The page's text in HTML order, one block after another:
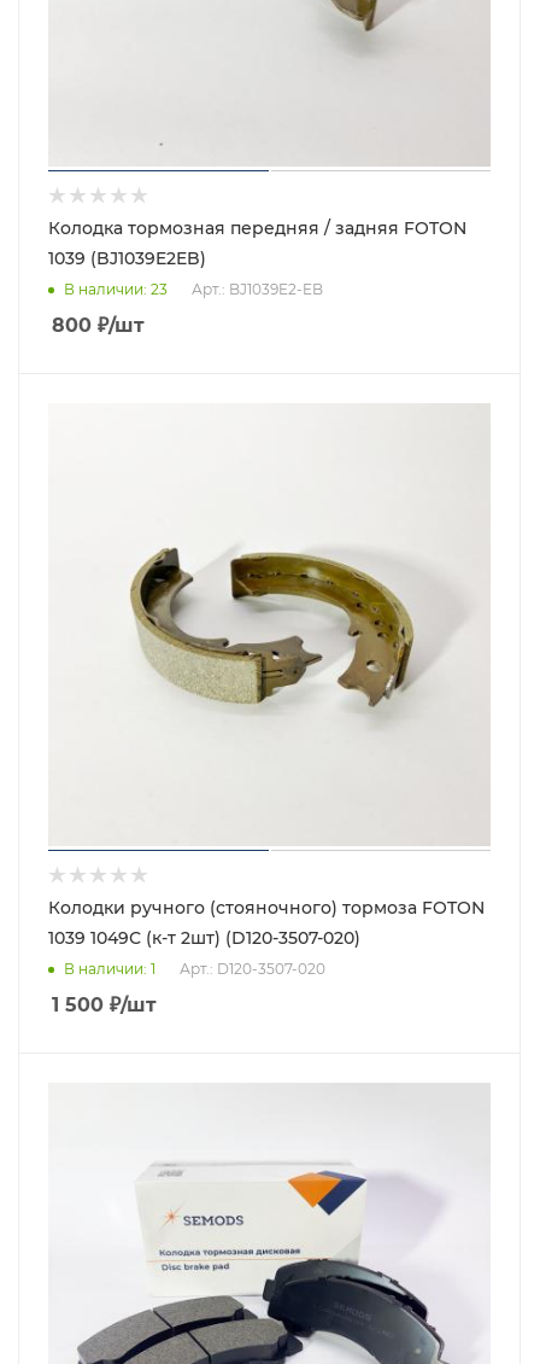
Колодка тормозная передняя / задняя FOTON
1039 (BJ1039E2EB)
В наличии: 23 Арт.: BJ1039E2-EB
800 ₽/шт
Колодки ручного (стояночного) тормоза FOTON
1039 1049С (к-т 2шт) (D120-3507-020)
В наличии: 1 Арт.: D120-3507-020
1 500 ₽/шт